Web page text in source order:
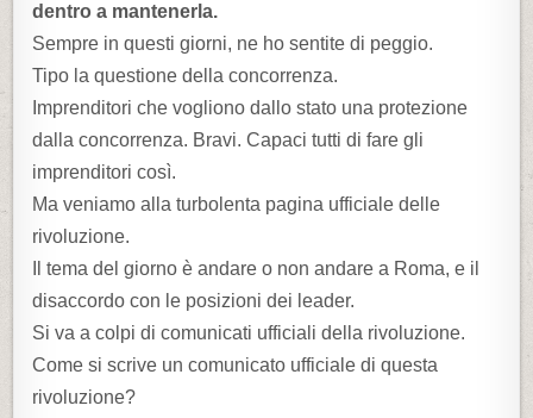
dentro a mantenerla.
Sempre in questi giorni, ne ho sentite di peggio.
Tipo la questione della concorrenza.
Imprenditori che vogliono dallo stato una protezione
dalla concorrenza. Bravi. Capaci tutti di fare gli
imprenditori così.
Ma veniamo alla turbolenta pagina ufficiale delle
rivoluzione.
Il tema del giorno è andare o non andare a Roma, e il
disaccordo con le posizioni dei leader.
Si va a colpi di comunicati ufficiali della rivoluzione.
Come si scrive un comunicato ufficiale di questa
rivoluzione?